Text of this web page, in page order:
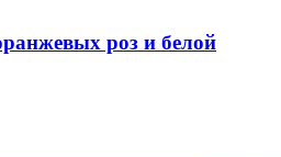
роз и белой